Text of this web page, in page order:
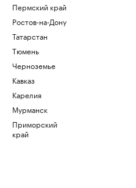
Пермский край
Ростов-на-Дону
Татарстан
Тюмень
Черноземье
Кавказ
Карелия
Мурманск
Приморский
край